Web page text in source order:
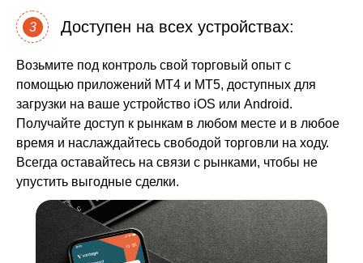
3 Доступен на всех устройствах:
Возьмите под контроль свой торговый опыт с
помощью приложений MT4 и MT5, доступных для
загрузки на ваше устройство iOS или Android.
Получайте доступ к рынкам в любом месте и в любое
время и наслаждайтесь свободой торговли на ходу.
Всегда оставайтесь на связи с рынками, чтобы не
упустить выгодные сделки.